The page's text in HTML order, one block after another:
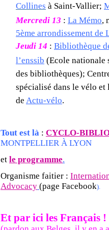
Collines à Saint-Vallier;
Mercredi 13 : La Mémo,
5ème arrondissement de
Jeudi 14 : Bibliothèque
l’enssib (Ecole nationale
des bibliothèques);
spécialisé dans le vélo
de Actu-vélo.
Tout est là : CYCLO-
MONTPELLIER À LYON
et le programme.
Organisme faitier :
Advocacy (page Facebook).
Et par ici les Français !